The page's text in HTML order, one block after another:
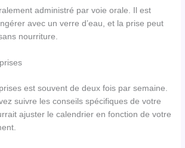
administré par voie orale. Il est
avec un verre d’eau, et la prise peut
nourriture.
est souvent de deux fois par semaine.
suivre les conseils spécifiques de votre
ajuster le calendrier en fonction de votre